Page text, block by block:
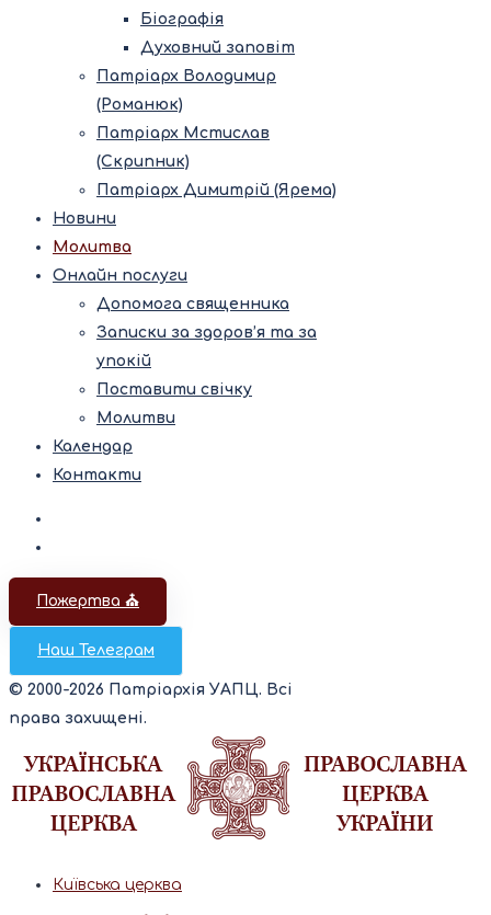
Біографія
Духовний заповіт
Патріарх Володимир
(Романюк)
Патріарх Мстислав
(Скрипник)
Патріарх Димитрій (Ярема)
Новини
Молитва
Онлайн послуги
Допомога священника
Записки за здоров’я та за
упокій
Поставити свічку
Молитви
Календар
Контакти
Пожертва ⛪️
Наш Телеграм
© 2000-2026 Патріархія УАПЦ. Всі
права захищені.
Київська церква